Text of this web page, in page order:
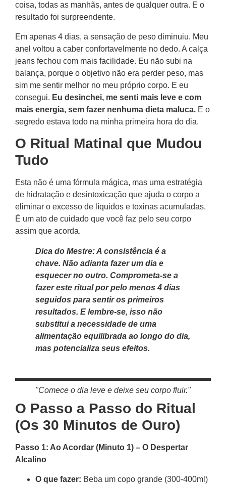
coisa, todas as manhãs, antes de qualquer outra. E o
resultado foi surpreendente.
Em apenas 4 dias, a sensação de peso diminuiu. Meu
anel voltou a caber confortavelmente no dedo. A calça
jeans fechou com mais facilidade. Eu não subi na
balança, porque o objetivo não era perder peso, mas
sim me sentir melhor no meu próprio corpo. E eu
consegui. Eu desinchei, me senti mais leve e com
mais energia, sem fazer nenhuma dieta maluca. E o
segredo estava todo na minha primeira hora do dia.
O Ritual Matinal que Mudou
Tudo
Esta não é uma fórmula mágica, mas uma estratégia
de hidratação e desintoxicação que ajuda o corpo a
eliminar o excesso de líquidos e toxinas acumuladas.
É um ato de cuidado que você faz pelo seu corpo
assim que acorda.
Dica do Mestre: A consistência é a
chave. Não adianta fazer um dia e
esquecer no outro. Comprometa-se a
fazer este ritual por pelo menos 4 dias
seguidos para sentir os primeiros
resultados. E lembre-se, isso não
substitui a necessidade de uma
alimentação equilibrada ao longo do dia,
mas potencializa seus efeitos.
"Comece o dia leve e deixe seu corpo fluir."
O Passo a Passo do Ritual
(Os 30 Minutos de Ouro)
Passo 1: Ao Acordar (Minuto 1) – O Despertar
Alcalino
O que fazer: Beba um copo grande (300-400ml)